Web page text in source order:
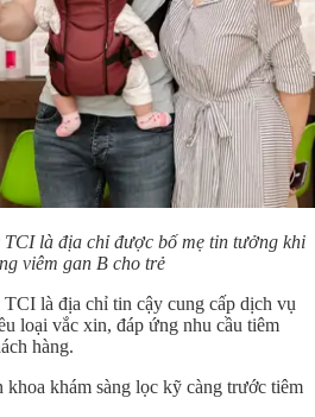
TCI là địa chỉ được bố mẹ tin tưởng khi
viêm gan B cho trẻ
là địa chỉ tin cậy cung cấp dịch vụ
loại vắc xin, đáp ứng nhu cầu tiêm
hàng.
khám sàng lọc kỹ càng trước tiêm